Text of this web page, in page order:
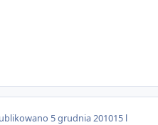
5 grudnia 201015 l